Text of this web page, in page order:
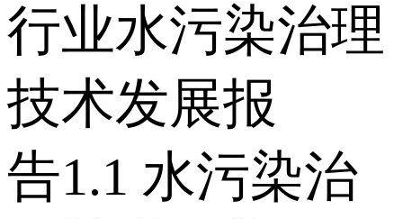
行业水污染治理
技术发展报
告 1.1 水污染治